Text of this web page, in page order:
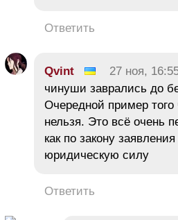
Ответить
Qvint 27 ноя,
чинуши заврались до
Очередной пример того
нельзя. Это всё очень
как по закону
юридическую силу
Ответить